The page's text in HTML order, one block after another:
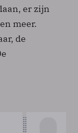
er zijn
meer.
de